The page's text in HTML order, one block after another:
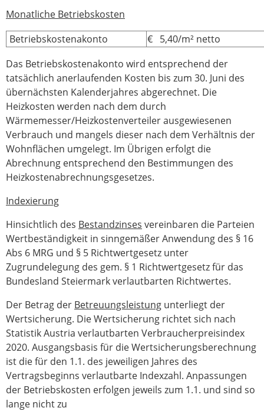
Monatliche Betriebskosten
Betriebskostenakonto
€ 5,40/m² netto
Das Betriebskostenakonto wird entsprechend der
tatsächlich anerlaufenden Kosten bis zum 30. Juni des
übernächsten Kalenderjahres abgerechnet. Die
Heizkosten werden nach dem durch
Wärmemesser/Heizkostenverteiler ausgewiesenen
Verbrauch und mangels dieser nach dem Verhältnis der
Wohnflächen umgelegt. Im Übrigen erfolgt die
Abrechnung entsprechend den Bestimmungen des
Heizkostenabrechnungsgesetzes.
Indexierung
Hinsichtlich des Bestandzinses vereinbaren die Parteien
Wertbeständigkeit in sinngemäßer Anwendung des § 16
Abs 6 MRG und § 5 Richtwertgesetz unter
Zugrundelegung des gem. § 1 Richtwertgesetz für das
Bundesland Steiermark verlautbarten Richtwertes.
Der Betrag der Betreuungsleistung unterliegt der
Wertsicherung. Die Wertsicherung richtet sich nach
Statistik Austria verlautbarten Verbraucherpreisindex
2020. Ausgangsbasis für die Wertsicherungsberechnung
ist die für den 1.1. des jeweiligen Jahres des
Vertragsbeginns verlautbarte Indexzahl. Anpassungen
der Betriebskosten erfolgen jeweils zum 1.1. und sind so
lange nicht zu